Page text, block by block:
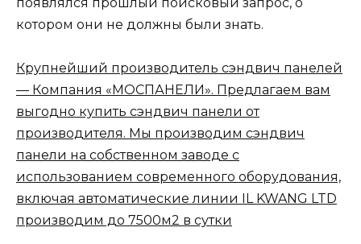
котором они не должны были знать.
Крупнейший производитель сэндвич панелей
— Компания «МОСПАНЕЛИ». Предлагаем вам
выгодно купить сэндвич панели от
производителя. Мы производим сэндвич
панели на собственном заводе с
использованием современного оборудования,
включая автоматические линии IL KWANG LTD
производим до 7500м2 в сутки